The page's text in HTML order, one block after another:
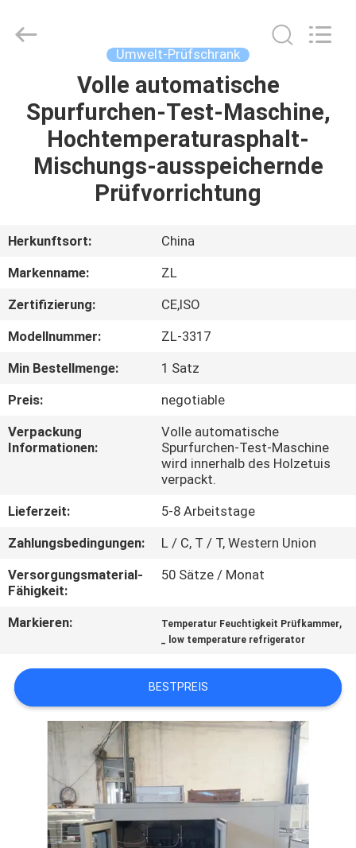
PRODUKTE
ÜBER
UNS
FABRIK-
AUSFLUG
QUALITÄTSKONTROLLE
TRETEN
UNS
IN
VERBINDUNG
NACHRICHTEN
FORDERN
SIE EIN
ZITAT
SHOW
Ltd..
Umwelt-Prüfschrank
Volle automatische
Spurfurchen-Test-Maschine,
Hochtemperaturasphalt-
Mischungs-ausspeichernde
Prüfvorrichtung
Herkunftsort:
China
Markenname:
ZL
Zertifizierung:
CE,ISO
Modellnummer:
ZL-3317
Min Bestellmenge:
1 Satz
Preis:
negotiable
Verpackung
Informationen:
Volle automatische
Spurfurchen-Test-Maschine
wird innerhalb des Holzetuis
verpackt.
Lieferzeit:
5-8 Arbeitstage
Zahlungsbedingungen:
L / C, T / T, Western Union
Versorgungsmaterial-
Fähigkeit:
50 Sätze / Monat
Markieren: Temperatur Feuchtigkeit Prüfkammer,
_ low temperature refrigerator
BESTPREIS